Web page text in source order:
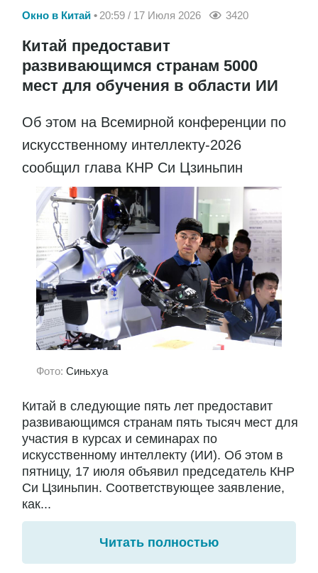
Окно в Китай 20:59 / 17 Июля 2026 3420
Китай предоставит
развивающимся странам 5000
мест для обучения в области ИИ
Об этом на Всемирной конференции по
искусственному интеллекту-2026
сообщил глава КНР Си Цзиньпин
Фото: Синьхуа
Китай в следующие пять лет предоставит
развивающимся странам пять тысяч мест для
участия в курсах и семинарах по
искусственному интеллекту (ИИ). Об этом в
пятницу, 17 июля объявил председатель КНР
Си Цзиньпин. Соответствующее заявление,
как...
Читать полностью